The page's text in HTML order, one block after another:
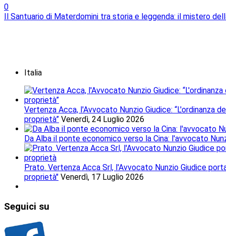
0
Il Santuario di Materdomini tra storia e leggenda: il mistero
Italia
Vertenza Acca, l'Avvocato Nunzio Giudice:
proprietà” Venerdì, 24 Luglio 2026
Da Alba il ponte economico verso la Cina: l'avvocato
Prato. Vertenza Acca Srl, l'Avvocato Nunzio Giudice
proprietà" Venerdì, 17 Luglio 2026
Seguici su